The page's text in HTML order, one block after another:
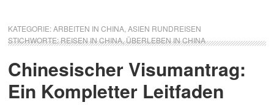
KATEGORIE:ARBEITEN IN CHINA ,ASIEN RUNDREISEN
STICHWORTE:REISEN IN CHINA,ÜBERLEBEN IN CHINA
Chinesischer Visumantrag:
Ein Kompletter Leitfaden